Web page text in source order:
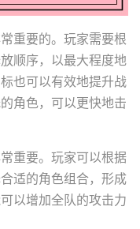
重要的。玩家需要根
顺序，以最大程度地
也可以有效地提升战
角色，可以更快地击
重要。玩家可以根据
适的角色组合，形成
以增加全队的攻击力